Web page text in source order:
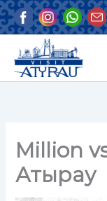
Skip
to
Million
Атырау